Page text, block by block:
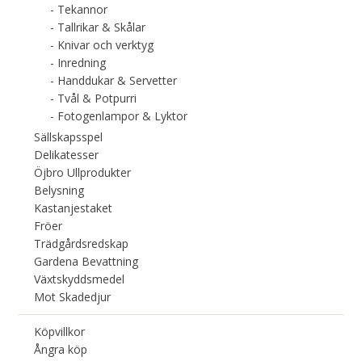
Tekannor
Tallrikar & Skålar
Knivar och verktyg
Inredning
Handdukar & Servetter
Tvål & Potpurri
Fotogenlampor & Lyktor
Sällskapsspel
Delikatesser
Öjbro Ullprodukter
Belysning
Kastanjestaket
Fröer
Trädgårdsredskap
Gardena Bevattning
Växtskyddsmedel
Mot Skadedjur
Köpvillkor
Ångra köp